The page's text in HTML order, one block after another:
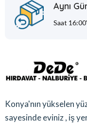
Aynı
Saat
Konya'nın yükselen
sayesinde eviniz , iş